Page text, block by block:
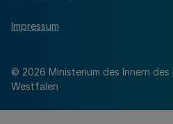
© 2026 Ministerium des Innern des
Westfalen
Impressum